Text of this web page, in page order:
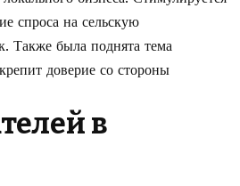
спроса на сельскую
Также была поднята тема
доверие со стороны
в